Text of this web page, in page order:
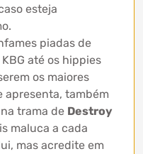
esteja
piadas de
até os hippies
os maiores
apresenta, também
trama de Destroy
maluca a cada
mas acredite em